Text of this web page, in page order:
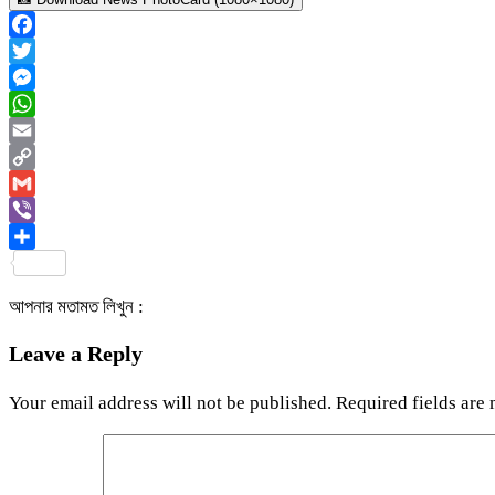
Facebook
Twitter
Messenger
WhatsApp
Email
Copy
Link
Gmail
Viber
আপনার মতামত লিখুন :
Leave a Reply
Your email address will not be published. Required fields are